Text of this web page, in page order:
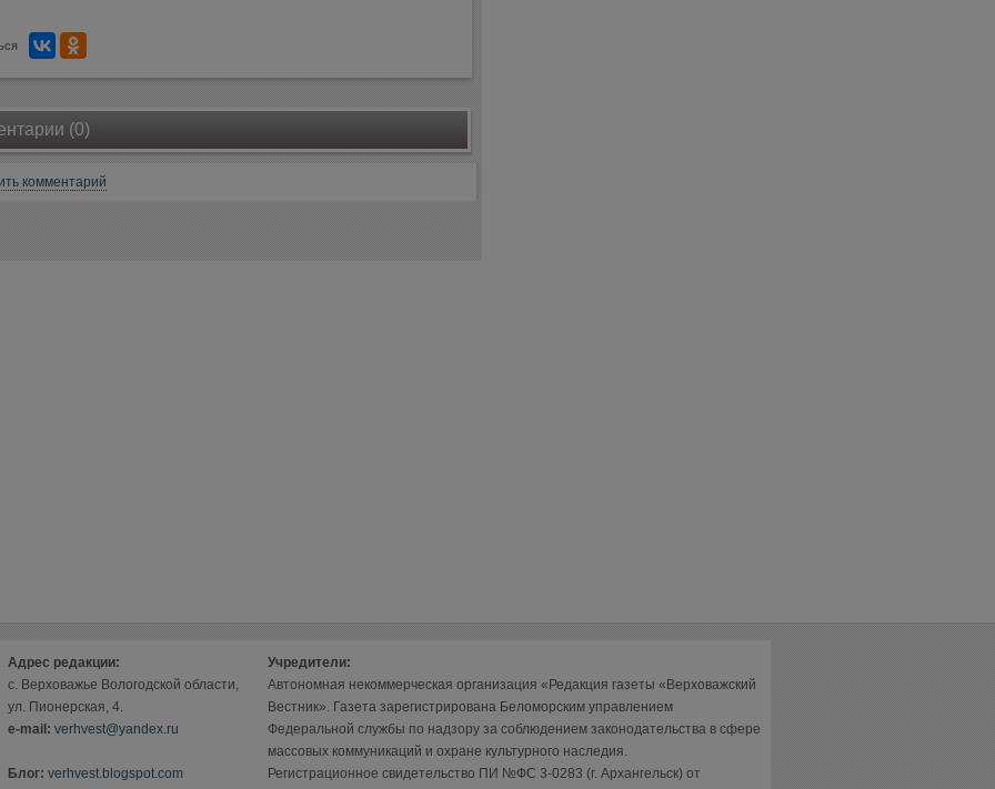
(0)
комментарий
Адрес редакции:
с. Верховажье Вологодской области,
ул. Пионерская, 4.
е-mail: verhvest@yandex.ru
Блог: verhvest.blogspot.com
Учредители:
Автономная некоммерческая организация «Редакция газеты «Верховажский
Вестник». Газета зарегистрирована Беломорским управлением
Федеральной службы по надзору за соблюдением законодательства в сфере
массовых коммуникаций и охране культурного наследия.
Регистрационное свидетельство ПИ №ФС 3-0283 (г. Архангельск) от